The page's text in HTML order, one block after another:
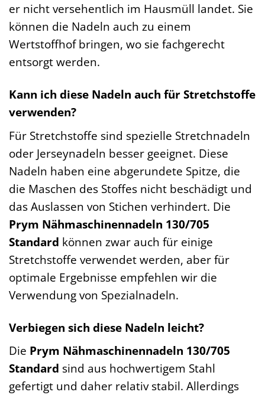
er nicht versehentlich im Hausmüll landet. Sie
können die Nadeln auch zu einem
Wertstoffhof bringen, wo sie fachgerecht
entsorgt werden.
Kann ich diese Nadeln auch für Stretchstoffe
verwenden?
Für Stretchstoffe sind spezielle Stretchnadeln
oder Jerseynadeln besser geeignet. Diese
Nadeln haben eine abgerundete Spitze, die
die Maschen des Stoffes nicht beschädigt und
das Auslassen von Stichen verhindert. Die
Prym Nähmaschinennadeln 130/705
Standard können zwar auch für einige
Stretchstoffe verwendet werden, aber für
optimale Ergebnisse empfehlen wir die
Verwendung von Spezialnadeln.
Verbiegen sich diese Nadeln leicht?
Die Prym Nähmaschinennadeln 130/705
Standard sind aus hochwertigem Stahl
gefertigt und daher relativ stabil. Allerdings